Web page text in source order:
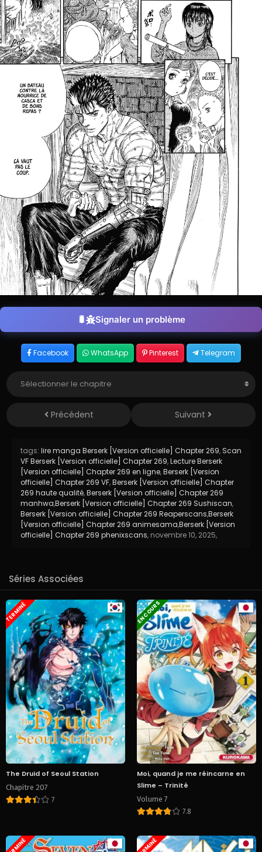
Signaler un problème
Facebook WhatsApp Pinterest Telegram
Précédent Suivant
tags: lire manga Berserk [Version officielle] Chapter 269, Scan
VF Berserk [Version officielle] Chapter 269,Lecture Berserk
[Version officielle] Chapter 269 en ligne,Berserk [Version
officielle] Chapter 269 VF,Berserk [Version officielle] Chapter
269 haute qualité,Berserk [Version officielle] Chapter 269
manhwa,Berserk [Version officielle] Chapter 269 Sushiscan,
Berserk [Version officielle] Chapter 269 Reaperscans,Berserk
[Version officielle] Chapter 269 animesama,Berserk [Version
officielle] Chapter 269 phenixscans, novembre 10, 2025,
Séries Associées
TERMINÉ
The Druid of Seoul Station
Chapitre 207
7
EN COURS
Moi, quand je me réincarne en
Slime – Trinité
Volume 7
7.8